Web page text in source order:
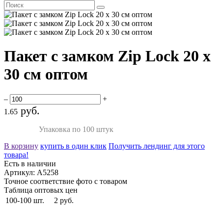
Пакет с замком Zip Lock 20 х
30 см оптом
–
+
1.65 руб.
Упаковка по 100 штук
В корзину купить в один клик Получить лендинг для этого
товара!
Есть в наличии
Артикул: A5258
Точное соответствие фото с товаром
Таблица оптовых цен
100-100 шт.
2 руб.